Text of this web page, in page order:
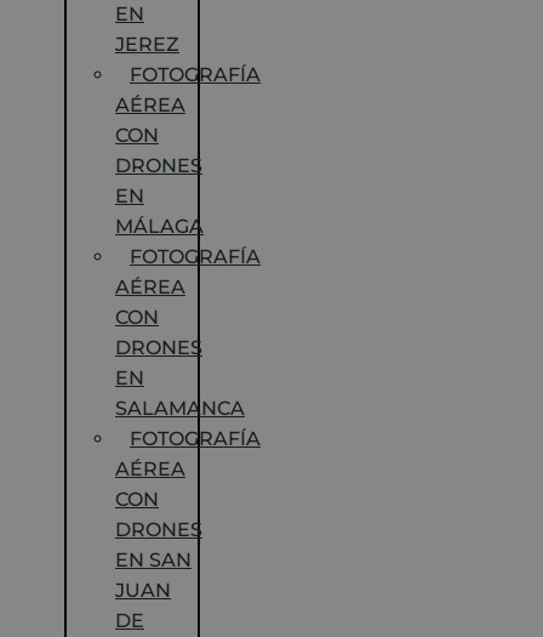
EN
JEREZ
FOTOGRAFÍA
AÉREA
CON
DRONES
EN
MÁLAGA
FOTOGRAFÍA
AÉREA
CON
DRONES
EN
SALAMANCA
FOTOGRAFÍA
AÉREA
CON
DRONES
EN SAN
JUAN
DE